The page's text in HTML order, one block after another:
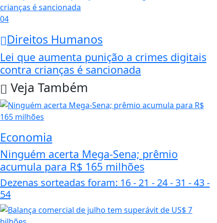
04
Direitos Humanos
Lei que aumenta punição a crimes digitais
contra crianças é sancionada
Veja Também
Economia
Ninguém acerta Mega-Sena; prêmio
acumula para R$ 165 milhões
Dezenas sorteadas foram: 16 - 21 - 24 - 31 - 43 -
54